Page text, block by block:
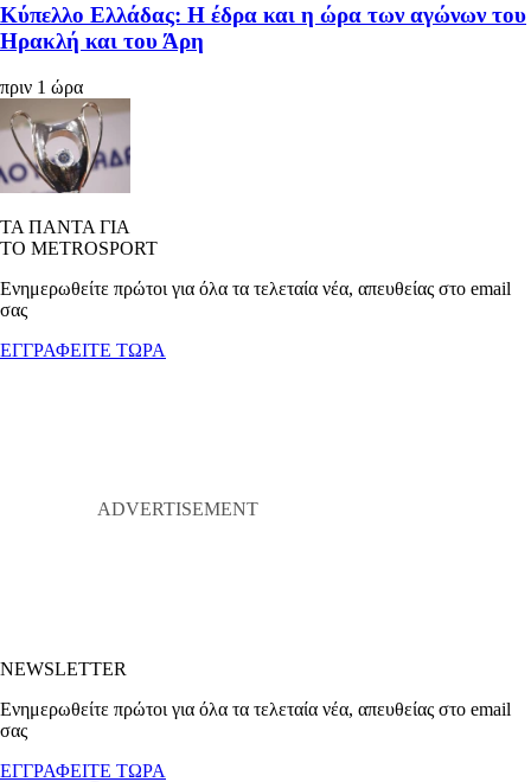
Κύπελλο Ελλάδας: Η έδρα και η ώρα των αγώνων του
Ηρακλή και του Άρη
πριν 1 ώρα
ΤΑ ΠΑΝΤΑ ΓΙΑ
ΤΟ METROSPORT
Ενημερωθείτε πρώτοι για όλα τα τελεταία νέα, απευθείας στο email
σας
ΕΓΓΡΑΦΕΙΤΕ ΤΩΡΑ
NEWSLETTER
Ενημερωθείτε πρώτοι για όλα τα τελεταία νέα, απευθείας στο email
σας
ΕΓΓΡΑΦΕΙΤΕ ΤΩΡΑ